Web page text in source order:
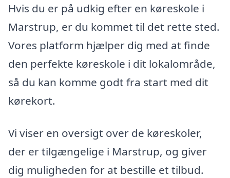
Hvis du er på udkig efter en køreskole i
Marstrup, er du kommet til det rette sted.
Vores platform hjælper dig med at finde
den perfekte køreskole i dit lokalområde,
så du kan komme godt fra start med dit
kørekort.
Vi viser en oversigt over de køreskoler,
der er tilgængelige i Marstrup, og giver
dig muligheden for at bestille et tilbud.